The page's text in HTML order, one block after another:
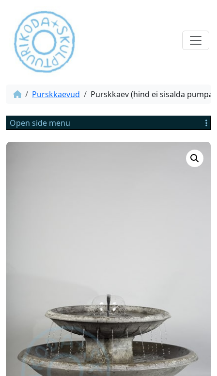
Purskkaevud Purskkaev (hind ei sisalda pumpa)
Open side menu